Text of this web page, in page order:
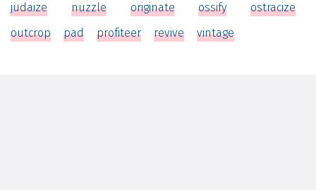
judaize
nuzzle originate ossify
ostracize
outcrop
pad profiteer revive vintage